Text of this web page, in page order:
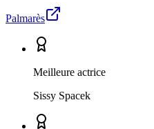
Palmarès
Meilleure actrice
Sissy Spacek